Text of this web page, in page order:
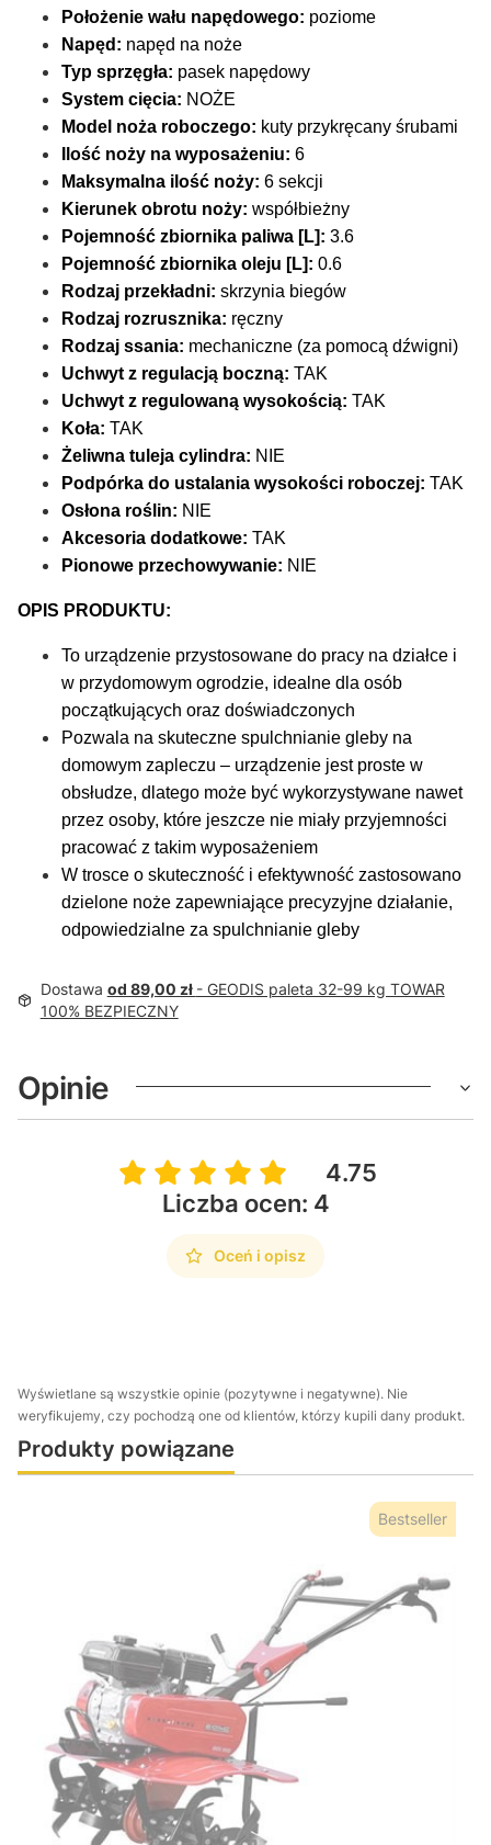
Położenie wału napędowego: poziome
Napęd: napęd na noże
Typ sprzęgła: pasek napędowy
System cięcia: NOŻE
Model noża roboczego: kuty przykręcany śrubami
Ilość noży na wyposażeniu: 6
Maksymalna ilość noży: 6 sekcji
Kierunek obrotu noży: współbieżny
Pojemność zbiornika paliwa [L]: 3.6
Pojemność zbiornika oleju [L]: 0.6
Rodzaj przekładni: skrzynia biegów
Rodzaj rozrusznika: ręczny
Rodzaj ssania: mechaniczne (za pomocą dźwigni)
Uchwyt z regulacją boczną: TAK
Uchwyt z regulowaną wysokością: TAK
Koła: TAK
Żeliwna tuleja cylindra: NIE
Podpórka do ustalania wysokości roboczej: TAK
Osłona roślin: NIE
Akcesoria dodatkowe: TAK
Pionowe przechowywanie: NIE
OPIS PRODUKTU:
To urządzenie przystosowane do pracy na działce i
w przydomowym ogrodzie, idealne dla osób
początkujących oraz doświadczonych
Pozwala na skuteczne spulchnianie gleby na
domowym zapleczu – urządzenie jest proste w
obsłudze, dlatego może być wykorzystywane nawet
przez osoby, które jeszcze nie miały przyjemności
pracować z takim wyposażeniem
W trosce o skuteczność i efektywność zastosowano
dzielone noże zapewniające precyzyjne działanie,
odpowiedzialne za spulchnianie gleby
Dostawa od 89,00 zł - GEODIS paleta 32-99 kg TOWAR
100% BEZPIECZNY
Opinie
4.75
Liczba ocen: 4
Oceń i opisz
Wyświetlane są wszystkie opinie (pozytywne i negatywne). Nie
weryfikujemy, czy pochodzą one od klientów, którzy kupili dany produkt.
Produkty powiązane
Bestseller